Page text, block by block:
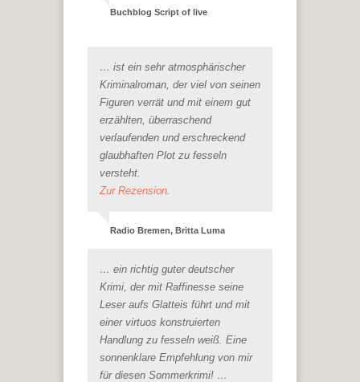
Buchblog Script of live
… ist ein sehr atmosphärischer
Kriminalroman, der viel von seinen
Figuren verrät und mit einem gut
erzählten, überraschend
verlaufenden und erschreckend
glaubhaften Plot zu fesseln
versteht.
Zur Rezension.
Radio Bremen, Britta Luma
… ein richtig guter deutscher
Krimi, der mit Raffinesse seine
Leser aufs Glatteis führt und mit
einer virtuos konstruierten
Handlung zu fesseln weiß. Eine
sonnenklare Empfehlung von mir
für diesen Sommerkrimi! …